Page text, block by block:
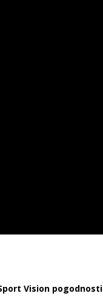
Vision pogodnosti